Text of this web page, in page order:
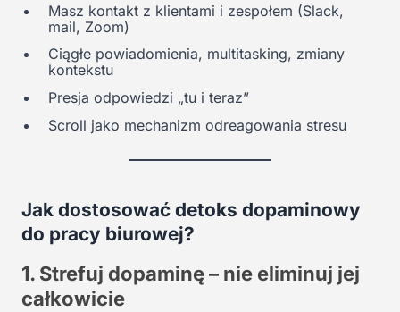
Masz kontakt z klientami i zespołem (Slack,
mail, Zoom)
Ciągłe powiadomienia, multitasking, zmiany
kontekstu
Presja odpowiedzi „tu i teraz”
Scroll jako mechanizm odreagowania stresu
Jak dostosować detoks dopaminowy
do pracy biurowej?
1. Strefuj dopaminę – nie eliminuj jej
całkowicie